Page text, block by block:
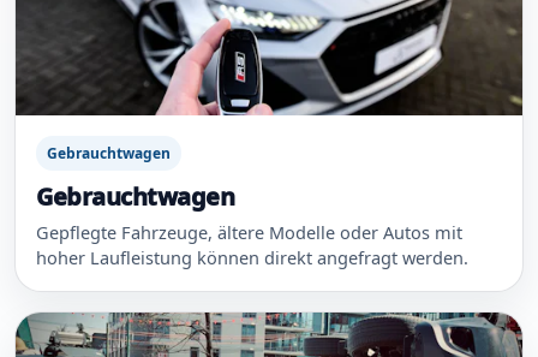
Gebrauchtwagen
Gebrauchtwagen
Gepflegte Fahrzeuge, ältere Modelle oder Autos mit
hoher Laufleistung können direkt angefragt werden.